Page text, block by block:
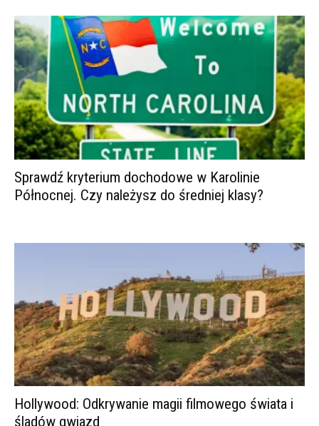
Sprawdź kryterium dochodowe w Karolinie
Północnej. Czy należysz do średniej klasy?
Hollywood: Odkrywanie magii filmowego świata i
śladów gwiazd